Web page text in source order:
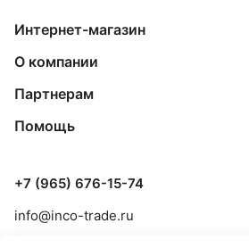
Интернет-магазин
О компании
Партнерам
Помощь
+7 (965) 676-15-74
info@inco-trade.ru